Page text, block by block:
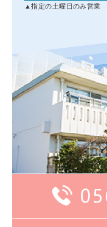
▲指定の土曜日のみ営業